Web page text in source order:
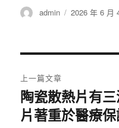
作
admin
發
2026 年 6 月
章
導
上一篇文章
上
一
陶瓷散熱片有
片著重於醫療